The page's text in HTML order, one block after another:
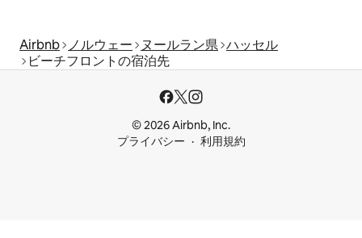
Airbnb ノルウェー ヌールラン県 ハッセル
ビーチフロントの宿泊先
© 2026 Airbnb, Inc.
プライバシー
利用規約